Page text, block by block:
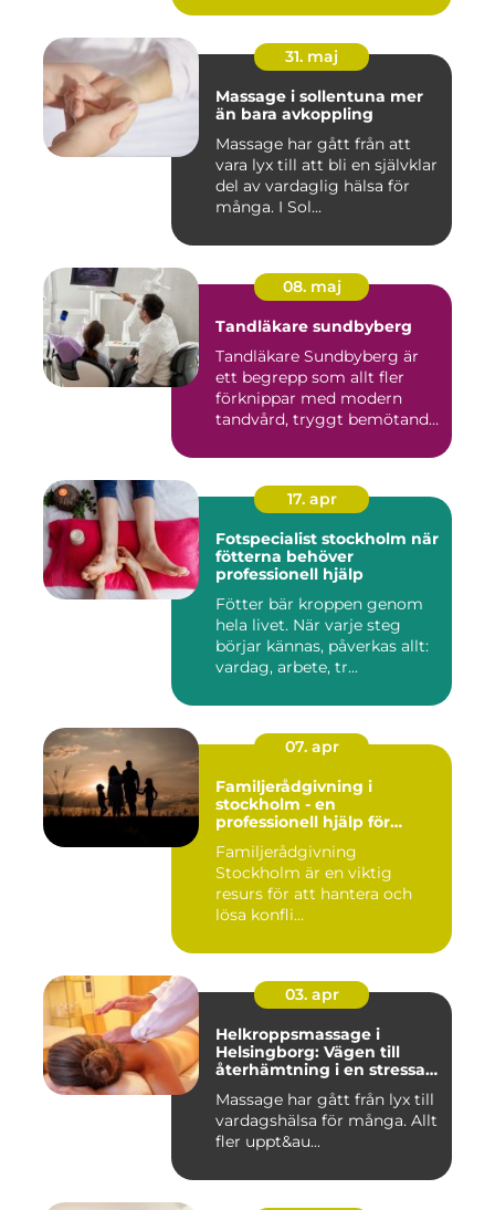
31. maj
Massage i sollentuna mer
än bara avkoppling
Massage har gått från att
vara lyx till att bli en självklar
del av vardaglig hälsa för
många. I Sol...
08. maj
Tandläkare sundbyberg
Tandläkare Sundbyberg är
ett begrepp som allt fler
förknippar med modern
tandvård, tryggt bemötande
17. apr
Fotspecialist stockholm när
fötterna behöver
professionell hjälp
Fötter bär kroppen genom
hela livet. När varje steg
börjar kännas, påverkas allt:
vardag, arbete, tr...
07. apr
Familjerådgivning i
stockholm - en
professionell hjälp för
Familjerådgivning
Stockholm är en viktig
resurs för att hantera och
lösa konfli...
03. apr
Helkroppsmassage i
Helsingborg: Vägen till
återhämtning i en stressad
Massage har gått från lyx till
vardagshälsa för många. Allt
fler uppt&au...